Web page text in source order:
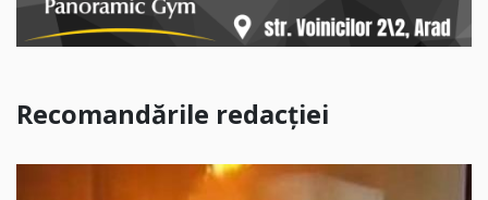
Recomandările redacției